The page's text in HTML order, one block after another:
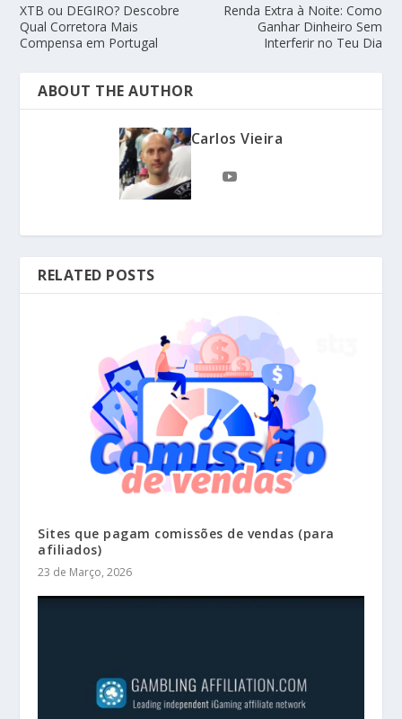
XTB ou DEGIRO? Descobre
Qual Corretora Mais
Compensa em Portugal
Renda Extra à Noite: Como
Ganhar Dinheiro Sem
Interferir no Teu Dia
ABOUT THE AUTHOR
Carlos Vieira
RELATED POSTS
Sites que pagam comissões de vendas (para
afiliados)
23 de Março, 2026